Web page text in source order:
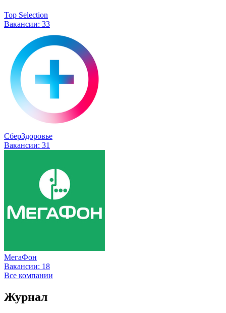
Top Selection
Вакансии: 33
СберЗдоровье
Вакансии: 31
МегаФон
Вакансии: 18
Все компании
Журнал